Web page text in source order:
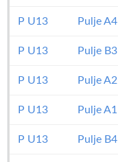
P U13 Pulje A4
P U13 Pulje B3
P U13 Pulje A2
P U13 Pulje A1
P U13 Pulje B4